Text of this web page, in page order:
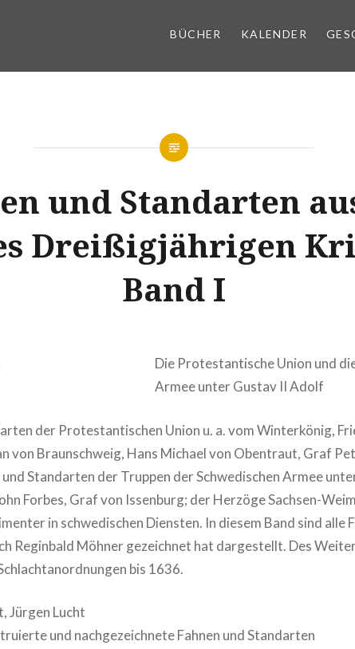
BÜCHER KALENDER
und Standarten
Dreißigjährigen
Band I
Die Protestantische Union und
Armee unter Gustav II Adolf
der Protestantischen Union u. a. vom Winterkönig,
von Braunschweig, Hans Michael von Obentraut, Graf
Standarten der Truppen der Schwedischen Armee
Forbes, Graf von Issenburg; der Herzöge Sachsen-
in schwedischen Diensten. In diesem Band sind alle
Reginbald Möhner gezeichnet hat dargestellt. Des
bis 1636.
Jürgen Lucht
und nachgezeichnete Fahnen und Standarten